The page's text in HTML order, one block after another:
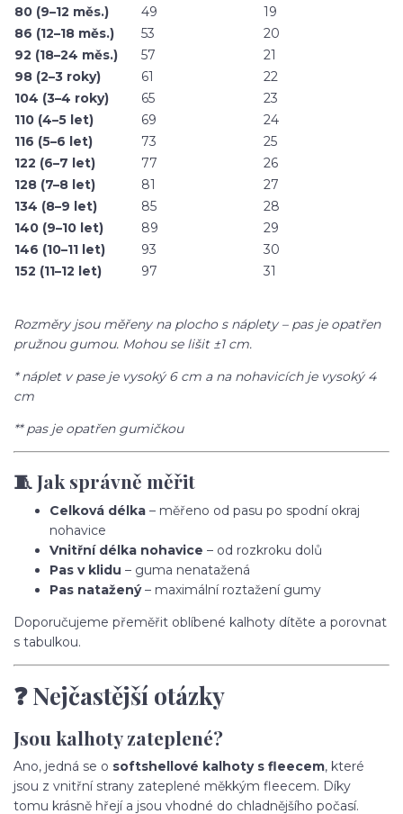
80 (9–12 měs.)
49
19
86 (12–18 měs.)
53
20
92 (18–24 měs.)
57
21
98 (2–3 roky)
61
22
104 (3–4 roky)
65
23
110 (4–5 let)
69
24
116 (5–6 let)
73
25
122 (6–7 let)
77
26
128 (7–8 let)
81
27
134 (8–9 let)
85
28
140 (9–10 let)
89
29
146 (10–11 let)
93
30
152 (11–12 let)
97 31
Rozměry jsou měřeny na plocho s náplety – pas je opatřen
pružnou gumou. Mohou se lišit ±1 cm.
* náplet v pase je vysoký 6 cm a na nohavicích je vysoký 4
cm
** pas je opatřen gumičkou
🧵 Jak správně měřit
Celková délka – měřeno od pasu po spodní okraj
nohavice
Vnitřní délka nohavice – od rozkroku dolů
Pas v klidu – guma nenatažená
Pas natažený– maximální roztažení gumy
Doporučujeme přeměřit oblíbené kalhoty dítěte a porovnat
s tabulkou.
❓ Nejčastější otázky
Jsou kalhoty zateplené?
Ano, jedná se o softshellové kalhoty s fleecem, které
jsou z vnitřní strany zateplené měkkým fleecem. Díky
tomu krásně hřejí a jsou vhodné do chladnějšího počasí.